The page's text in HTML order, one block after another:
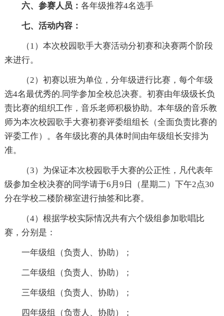
六、参赛人员： 各年级推荐4名选手
七、活动内容：
（1）本次校园歌手大赛活动分初赛和决赛两个阶段
来进行。
（2）初赛以班为单位，分年级进行比赛，每个年级
选4名最优秀的.同学参加全校总决赛。初赛由年级级长负
责比赛的组织工作，音乐老师积极协助。本年级的音乐教
师为本次校园歌手大赛初赛评委组组长（全面负责比赛的
评委工作）。各年级比赛的具体时间由年级组长安排为
准。
（3）为保证本次校园歌手大赛的公正性，凡代表年
级参加全校决赛的同学请于6月9日（星期二）下午2点30
分在学校二楼阶梯室进行抽签和比赛。
（4）根据学校实际情况共有六个级组参加歌唱比
赛，分别是：
一年级组（负责人、协助）；
二年级组（负责人、协助）；
三年级组（负责人、协助）；
四年级组（负责人、协助）；